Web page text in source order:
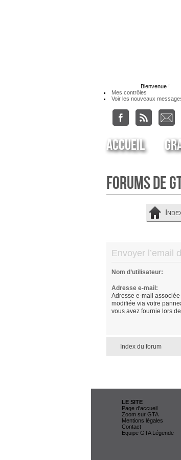
Bienvenue !
Mes contrôles
Voir les nouveaux
Accueil
Forums de
Envoyer l’email
Nom d’utilisateur:
Adresse e-mail:
Adresse e-mail
modifiée via votre
vous avez fournie lors
Index du forum
LE SITE
Page d'accueil
Zoom sur GTA
Mentions légales
Contact
Equipe GTA Légende